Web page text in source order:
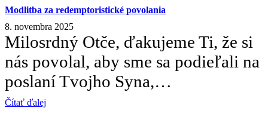
Modlitba za redemptoristické povolania
8. novembra 2025
Milosrdný Otče, ďakujeme Ti, že si
nás povolal, aby sme sa podieľali na
poslaní Tvojho Syna,…
Čítať ďalej